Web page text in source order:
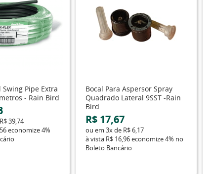
Swing Pipe Extra
- Rain Bird
R$ 39,74
economize4%
Bocal Para Aspersor Spray
Quadrado Lateral 9SST -Rain
Bird
R$ 17,67
ou em3xde R$ 6,17
à vista R$ 16,96economize4% no
Boleto Bancário